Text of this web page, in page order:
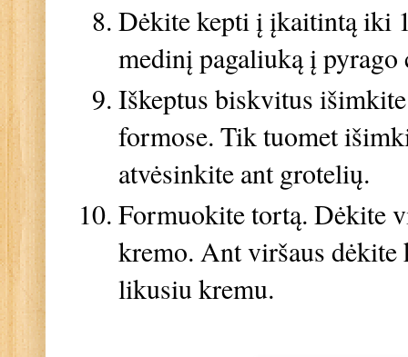
Dėkite kepti į įkaitintą iki
medinį pagaliuką į
Iškeptus biskvitus
formose. Tik tuomet
atvėsinkite ant grotelių.
Formuokite tortą. Dėkite
kremo. Ant viršaus
likusiu kremu.